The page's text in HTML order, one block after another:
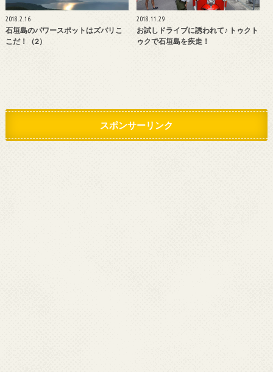
2018.2.16
石垣島のパワースポットはズバリこ
こだ！（2）
2018.11.29
お試しドライブに誘われて♪ トゥクト
ゥクで石垣島を疾走！
スポンサーリンク